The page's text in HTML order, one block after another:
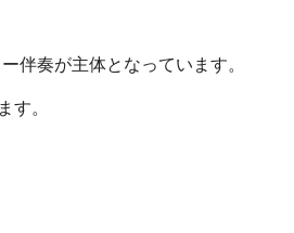
伴奏が主体となっています。
。